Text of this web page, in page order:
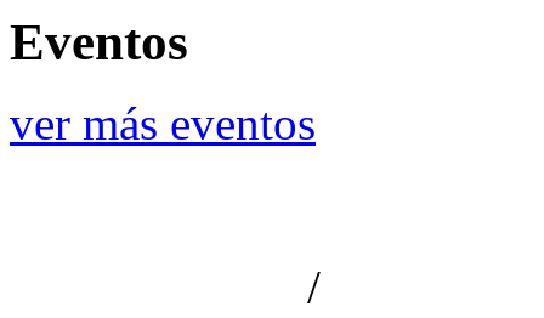
Eventos
ver más eventos
/